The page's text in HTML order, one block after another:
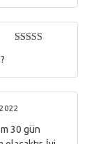
30 gün